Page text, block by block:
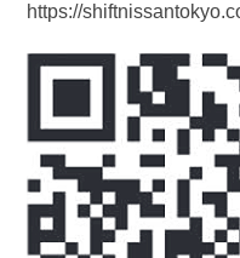
https://